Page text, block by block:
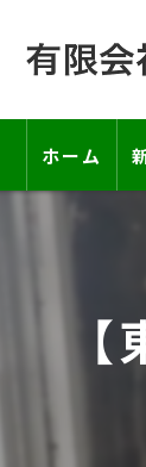
ホーム